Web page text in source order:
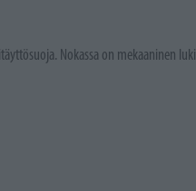
Nokassa on mekaaninen